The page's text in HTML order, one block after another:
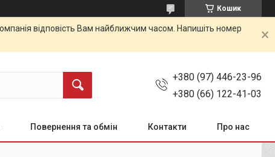
Кошик
відповість Вам найближчим часом. Напишіть номер
+380 (97) 446-23-96
+380 (66) 122-41-03
Повернення та обмін Контакти Про нас